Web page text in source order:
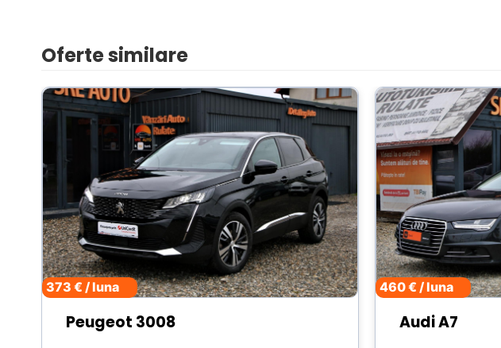
Oferte similare
373 € / luna
Peugeot 3008
460 € / luna
Audi A7